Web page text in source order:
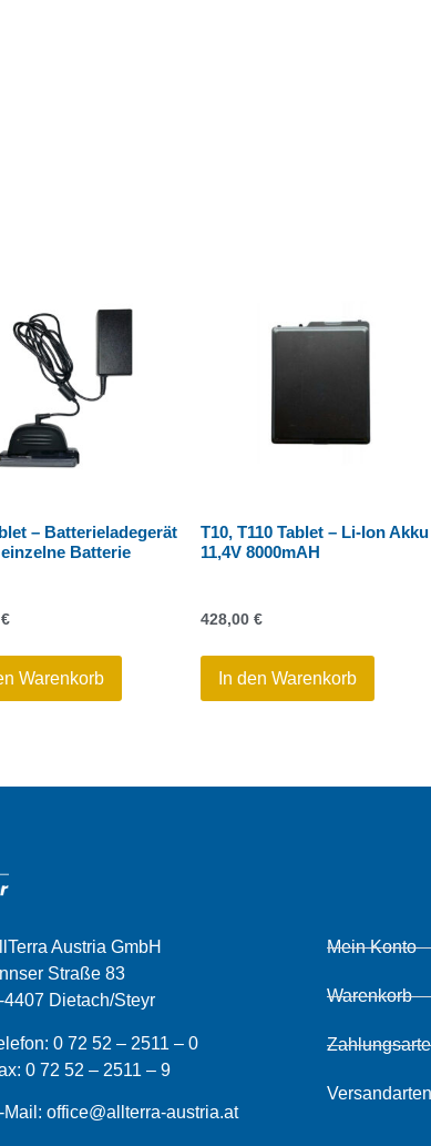
– Batterieladegerät
Batterie
€
Warenkorb
T10, T110 Tablet – Li-Ion Akku
11,4V 8000mAH
428,00 €
In den Warenkorb
Austria GmbH
Straße 83
4407 Dietach/Steyr
0 72 52 – 2511 – 0
0 72 52 – 2511 – 9
Mail:office@allterra-austria.at
Mein Konto
Warenkorb
Versandarten